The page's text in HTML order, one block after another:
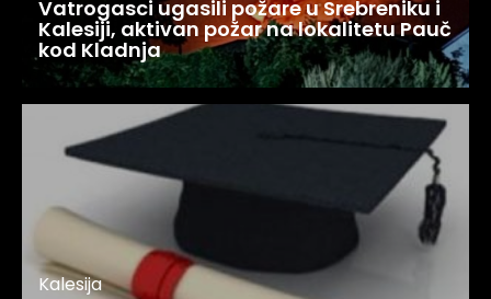
Vatrogasci ugasili požare u Srebreniku i
Kalesiji, aktivan požar na lokalitetu Pauč
kod Kladnja
Kalesija